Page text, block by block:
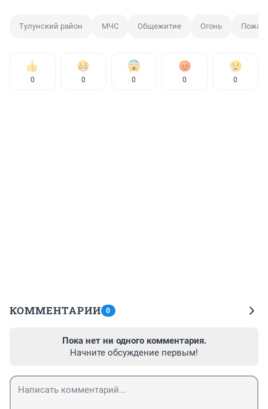
Тулунский район МЧС Общежитие Огонь Пожар
0 0 0 0 0
КОММЕНТАРИИ 0
Пока нет ни одного комментария.
Начните обсуждение первым!